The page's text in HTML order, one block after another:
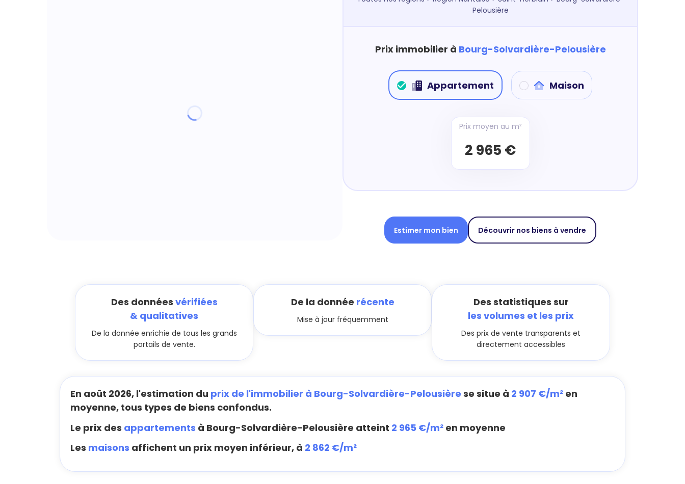
Pelousière
Prix immobilier à Bourg-Solvardière-Pelousière
Appartement Maison
Prix moyen au m²
2 965 €
Estimer mon bien Découvrir nos biens à vendre
Des données vérifiées
& qualitatives
De la donnée enrichie de tous les grands
portails de vente.
De la donnée récente
Mise à jour fréquemment
Des statistiques sur
les volumes et les prix
Des prix de vente transparents et
directement accessibles
En août 2026, l'estimation du prix de l'immobilier à Bourg-Solvardière-Pelousière se situe à 2 907 €/m² en
moyenne, tous types de biens confondus.
Le prix des appartements à Bourg-Solvardière-Pelousière atteint 2 965 €/m² en moyenne
Les maisons affichent un prix moyen inférieur, à 2 862 €/m²